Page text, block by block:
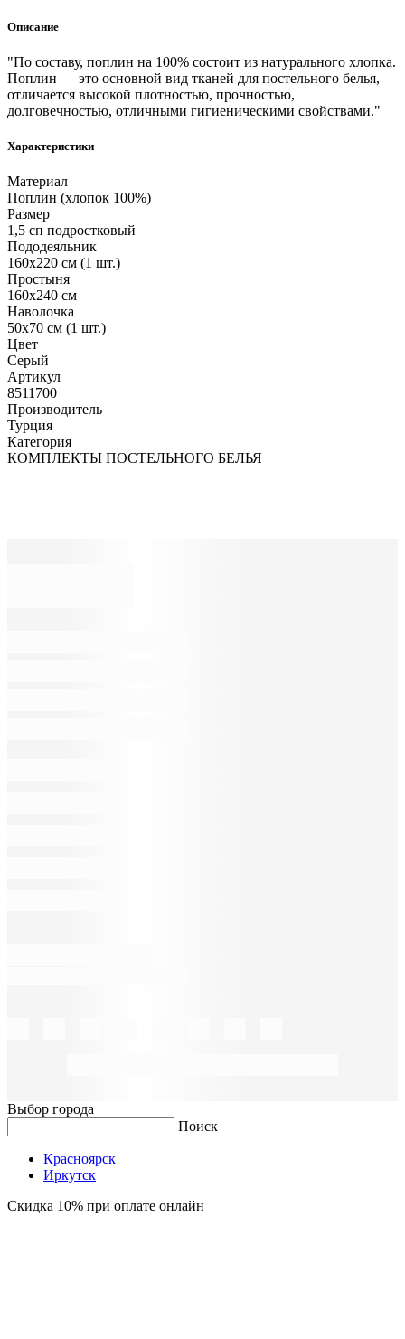
Описание
"По составу, поплин на 100% состоит из натурального хлопка.
Поплин — это основной вид тканей для постельного белья,
отличается высокой плотностью, прочностью,
долговечностью, отличными гигиеническими свойствами."
Характеристики
Материал
Поплин (хлопок 100%)
Размер
1,5 сп подростковый
Пододеяльник
160х220 см (1 шт.)
Простыня
160х240 см
Наволочка
50х70 см (1 шт.)
Цвет
Серый
Артикул
8511700
Производитель
Турция
Категория
КОМПЛЕКТЫ ПОСТЕЛЬНОГО БЕЛЬЯ
Выбор города
Поиск
Красноярск
Иркутск
Скидка 10% при оплате онлайн